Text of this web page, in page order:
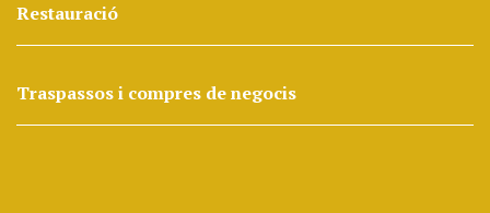
Restauració
Traspassos i compres de negocis